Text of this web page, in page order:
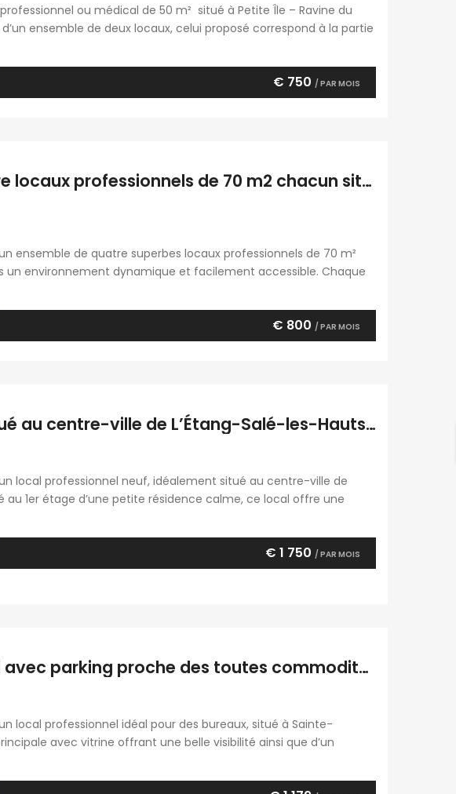
ou médical de 50 m² situé à Petite Île – Ravine du
ensemble de deux locaux, celui proposé correspond à la partie
€ 750 / PAR MOIS
À louer un ensemble de quatre locaux professionnels de 70 m2 chacun situés au Tampon Réunion
ensemble de quatre superbes locaux professionnels de 70 m²
environnement dynamique et facilement accessible. Chaque
(commerces, restauration, pharmacie, poste), […]
€ 800 / PAR MOIS
À louer professionnel neuf situé au centre-ville de L’Étang-Salé-les-Hauts à La Réunion
local professionnel neuf, idéalement situé au centre-ville de
au 1er étage d’une petite résidence calme, ce local offre une
au […]
€ 1 750 / PAR MOIS
À louer un local professionnel avec parking proche des toutes commodités à Sainte Clotilde
local professionnel idéal pour des bureaux, situé à Sainte-
avec vitrine offrant une belle visibilité ainsi que d’un
local est […]